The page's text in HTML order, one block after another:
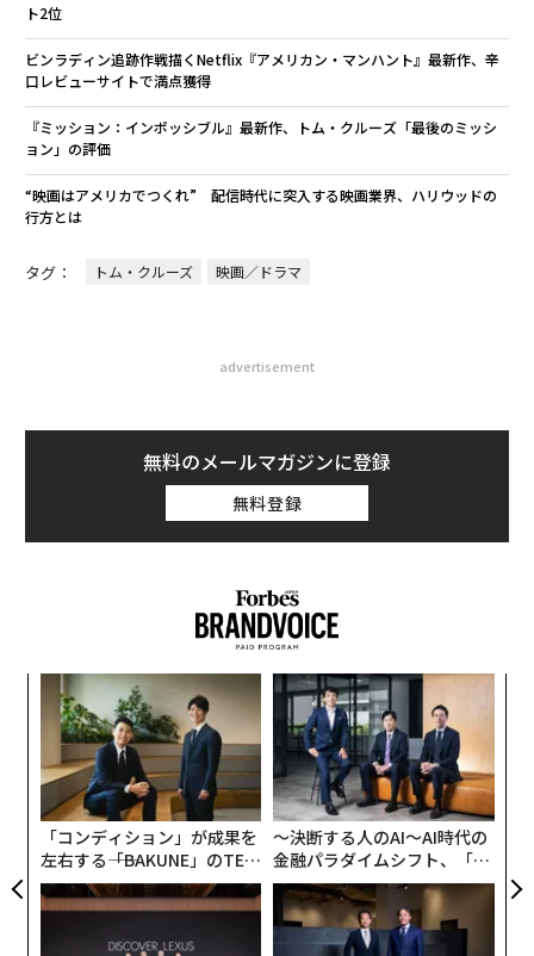
ト2位
ビンラディン追跡作戦描くNetflix『アメリカン・マンハント』最新作、辛
口レビューサイトで満点獲得
『ミッション：インポッシブル』最新作、トム・クルーズ「最後のミッシ
ョン」の評価
“映画はアメリカでつくれ” 配信時代に突入する映画業界、ハリウッドの
行方とは
タグ： トム・クルーズ 映画／ドラマ
advertisement
無料のメールマガジンに登録
無料登録
「コンディション」が成果を
左右する――「BAKUNE」のTEN
TIALが支える「挑戦者の明
日」
〜決断する人のAI〜AI時代の
金融パラダイムシフト、「超
個別化」の核心 【MUFG×ウ
ェルスナビ×PwC】